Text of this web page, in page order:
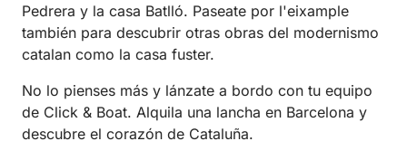
Pedrera y la casa Batlló. Paseate por l'eixample
también para descubrir otras obras del modernismo
catalan como la casa fuster.
No lo pienses más y lánzate a bordo con tu equipo
de Click & Boat. Alquila una lancha en Barcelona y
descubre el corazón de Cataluña.